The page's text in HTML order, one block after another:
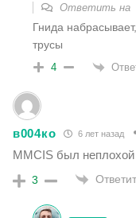
Ответить на
Гнида
трусы
4
в004ко 6 лет назад
MMCIS был
3